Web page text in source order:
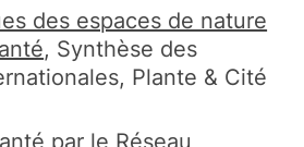
des espaces de nature
, Synthèse des
Plante & Cité
par le Réseau